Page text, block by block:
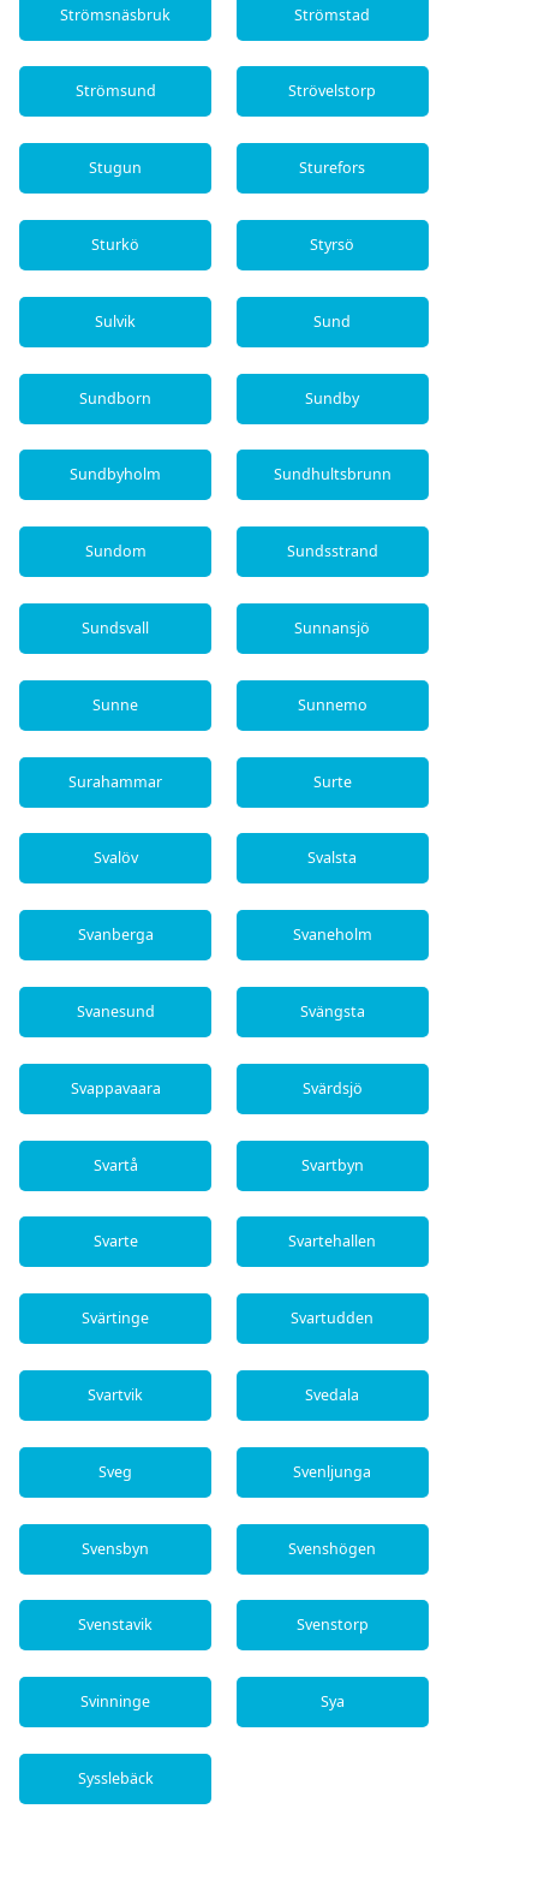
Strömsnäsbruk Strömstad
Strömsund Strövelstorp
Stugun Sturefors
Sturkö Styrsö
Sulvik Sund
Sundborn Sundby
Sundbyholm Sundhultsbrunn
Sundom Sundsstrand
Sundsvall Sunnansjö
Sunne Sunnemo
Surahammar Surte
Svalöv Svalsta
Svanberga Svaneholm
Svanesund Svängsta
Svappavaara Svärdsjö
Svartå Svartbyn
Svarte Svartehallen
Svärtinge Svartudden
Svartvik Svedala
Sveg Svenljunga
Svensbyn Svenshögen
Svenstavik Svenstorp
Svinninge Sya
Sysslebäck